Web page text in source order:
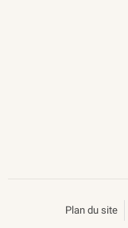
Plan du site